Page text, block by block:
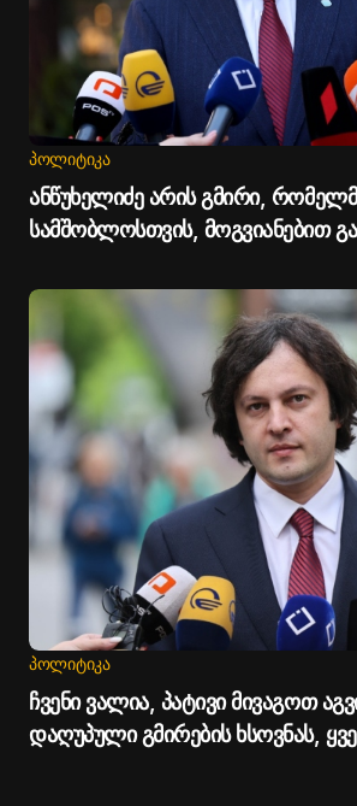
ᲞᲝᲚᲘᲢᲘᲙᲐ
ანწუხელიძე არის გმირი,
სამშობლოსთვის, მოგვიანებით
გმირობა, თითქოს
თუ რაღაც ამგვარს სთხოვდნენ -
ᲞᲝᲚᲘᲢᲘᲙᲐ
ჩვენი ვალია, პატივი მივაგოთ
დაღუპული გმირების ხსოვნას,